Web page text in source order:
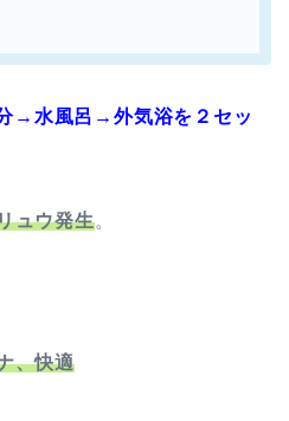
→水風呂→外気浴を２セッ
ュウ発生。
、快適